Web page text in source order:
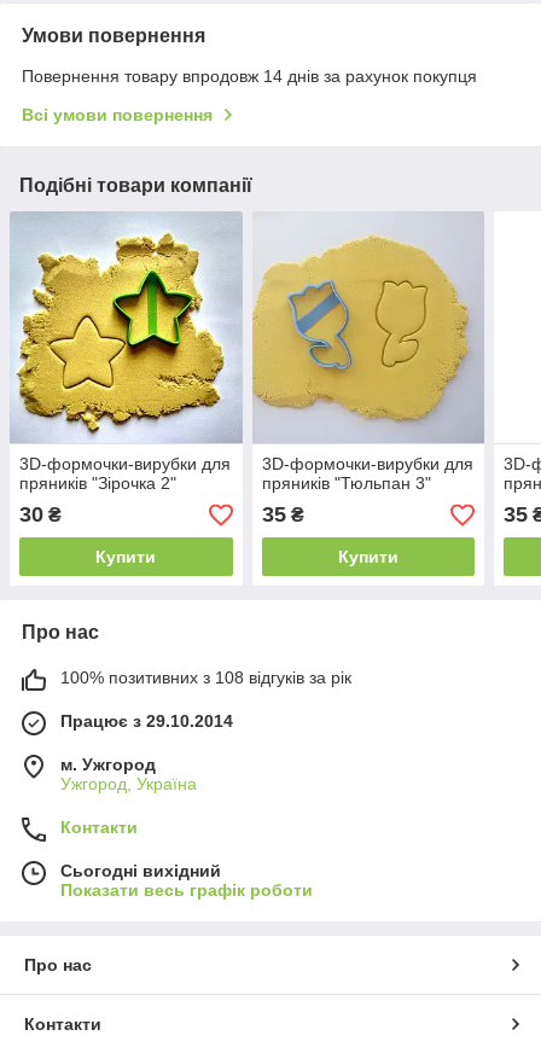
Умови повернення
Повернення товару впродовж 14 днів за рахунок покупця
Всі умови повернення
Подібні товари компанії
3D-формочки-вирубки для
пряників "Зірочка 2"
30 ₴
Купити
3D-формочки-вирубки для
пряників "Тюльпан 3"
35₴
Купити
3D-
35
Про нас
100% позитивних з 108 відгуків за рік
Працює з 29.10.2014
м. Ужгород
Ужгород, Україна
Контакти
Сьогодні вихідний
Показати весь графік роботи
Про нас
Контакти